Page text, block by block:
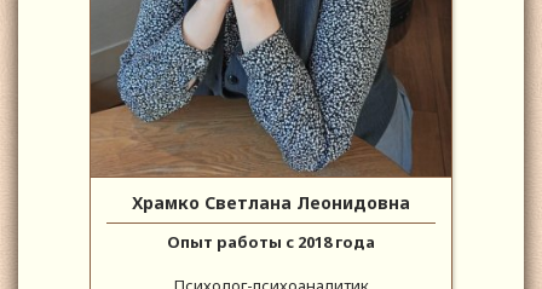
Храмко Светлана Леонидовна
Опыт работы с 2018 года